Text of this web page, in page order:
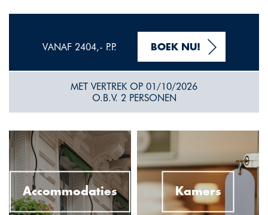
VANAF 2404,- P.P. BOEK NU!
MET VERTREK OP 01/10/2026
O.B.V. 2 PERSONEN
Accommodaties Kamers